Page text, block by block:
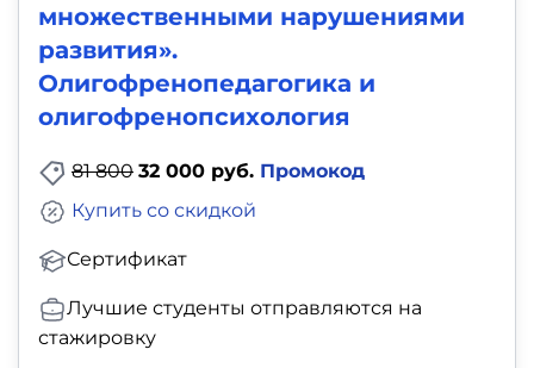
множественными нарушениями
развития».
Олигофренопедагогика и
олигофренопсихология
81 800 32 000 руб. Промокод
Сертификат
Купить со скидкой
Лучшие студенты отправляются на
стажировку